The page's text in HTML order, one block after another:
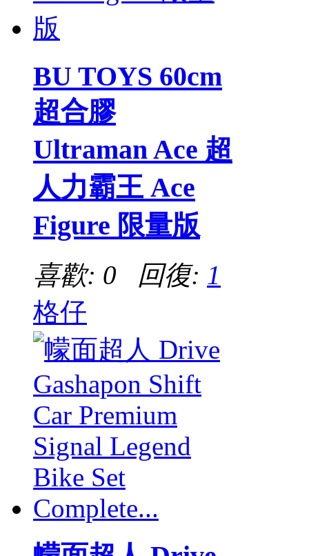
BU TOYS 60cm
超合膠
Ultraman Ace 超
人力霸王 Ace
Figure 限量版
喜歡: 0 回復: 1
格仔